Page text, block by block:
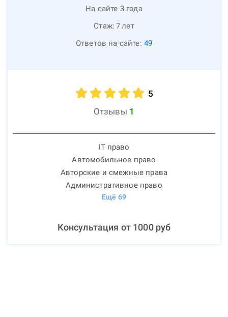
На сайте 3 года
Стаж: 7лет
Ответов на сайте: 49
5
Отзывы 1
IT право
Автомобильное право
Авторские и смежные права
Административное право
Ещё 69
Консультация от 1000руб